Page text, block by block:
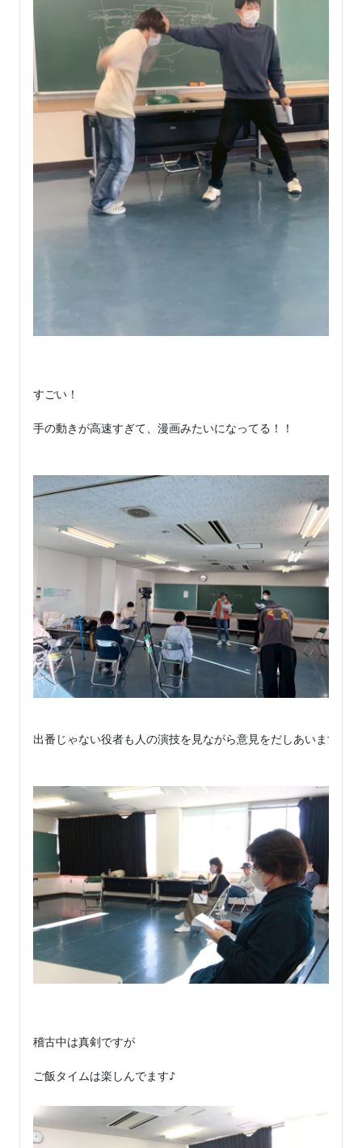
すごい！
手の動きが高速すぎて、漫画みたいになってる！！
出番じゃない役者も人の演技を見ながら意見をだしあいます
稽古中は真剣ですが
ご飯タイムは楽しんでます♪